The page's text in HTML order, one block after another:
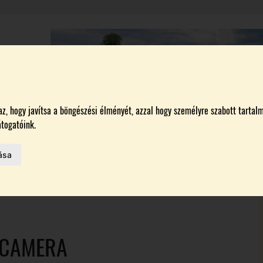
hogy javítsa a böngészési élményét, azzal hogy személyre szabott
BORÁSZATOK MAGYARORSZÁG LEGSZEBB SZŐLŐBIRTOKA 2026